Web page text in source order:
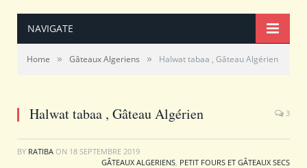
NAVIGATE
Home » Gâteaux Algeriens » Halwat tabaa , Gâteau Algérien
Halwat tabaa , Gâteau Algérien 3
BY RATIBA ON 18 SEPTEMBRE 2019
GÂTEAUX ALGERIENS, PETIT FOURS ET GÂTEAUX SECS